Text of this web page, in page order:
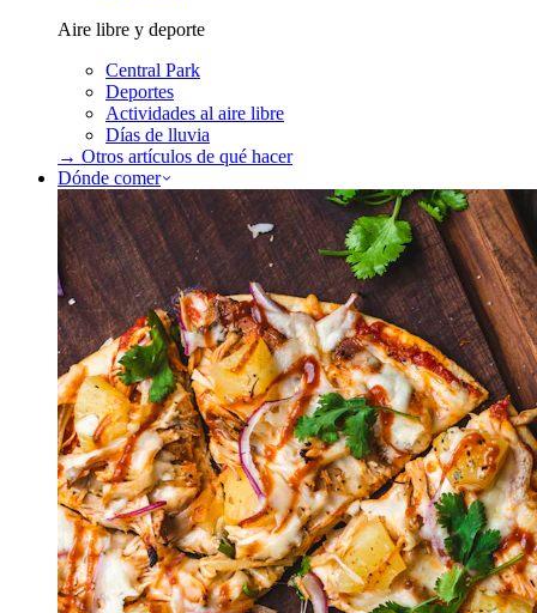
Aire libre y deporte
Central Park
Deportes
Actividades al aire libre
Días de lluvia
→ Otros artículos de qué hacer
Dónde comer